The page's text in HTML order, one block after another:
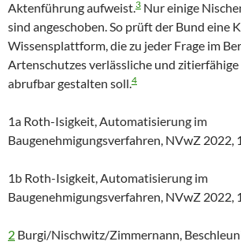
Aktenführung aufweist.3 Nur einige
sind angeschoben. So prüft der Bund eine
Wissensplattform, die zu jeder Frage im
Artenschutzes verlässliche und
abrufbar gestalten soll.4
1a Roth-Isigkeit, Automatisierung im
Baugenehmigungsverfahren, NVwZ 2022,
1b Roth-Isigkeit, Automatisierung im
Baugenehmigungsverfahren, NVwZ 2022,
2 Burgi/Nischwitz/Zimmernann,